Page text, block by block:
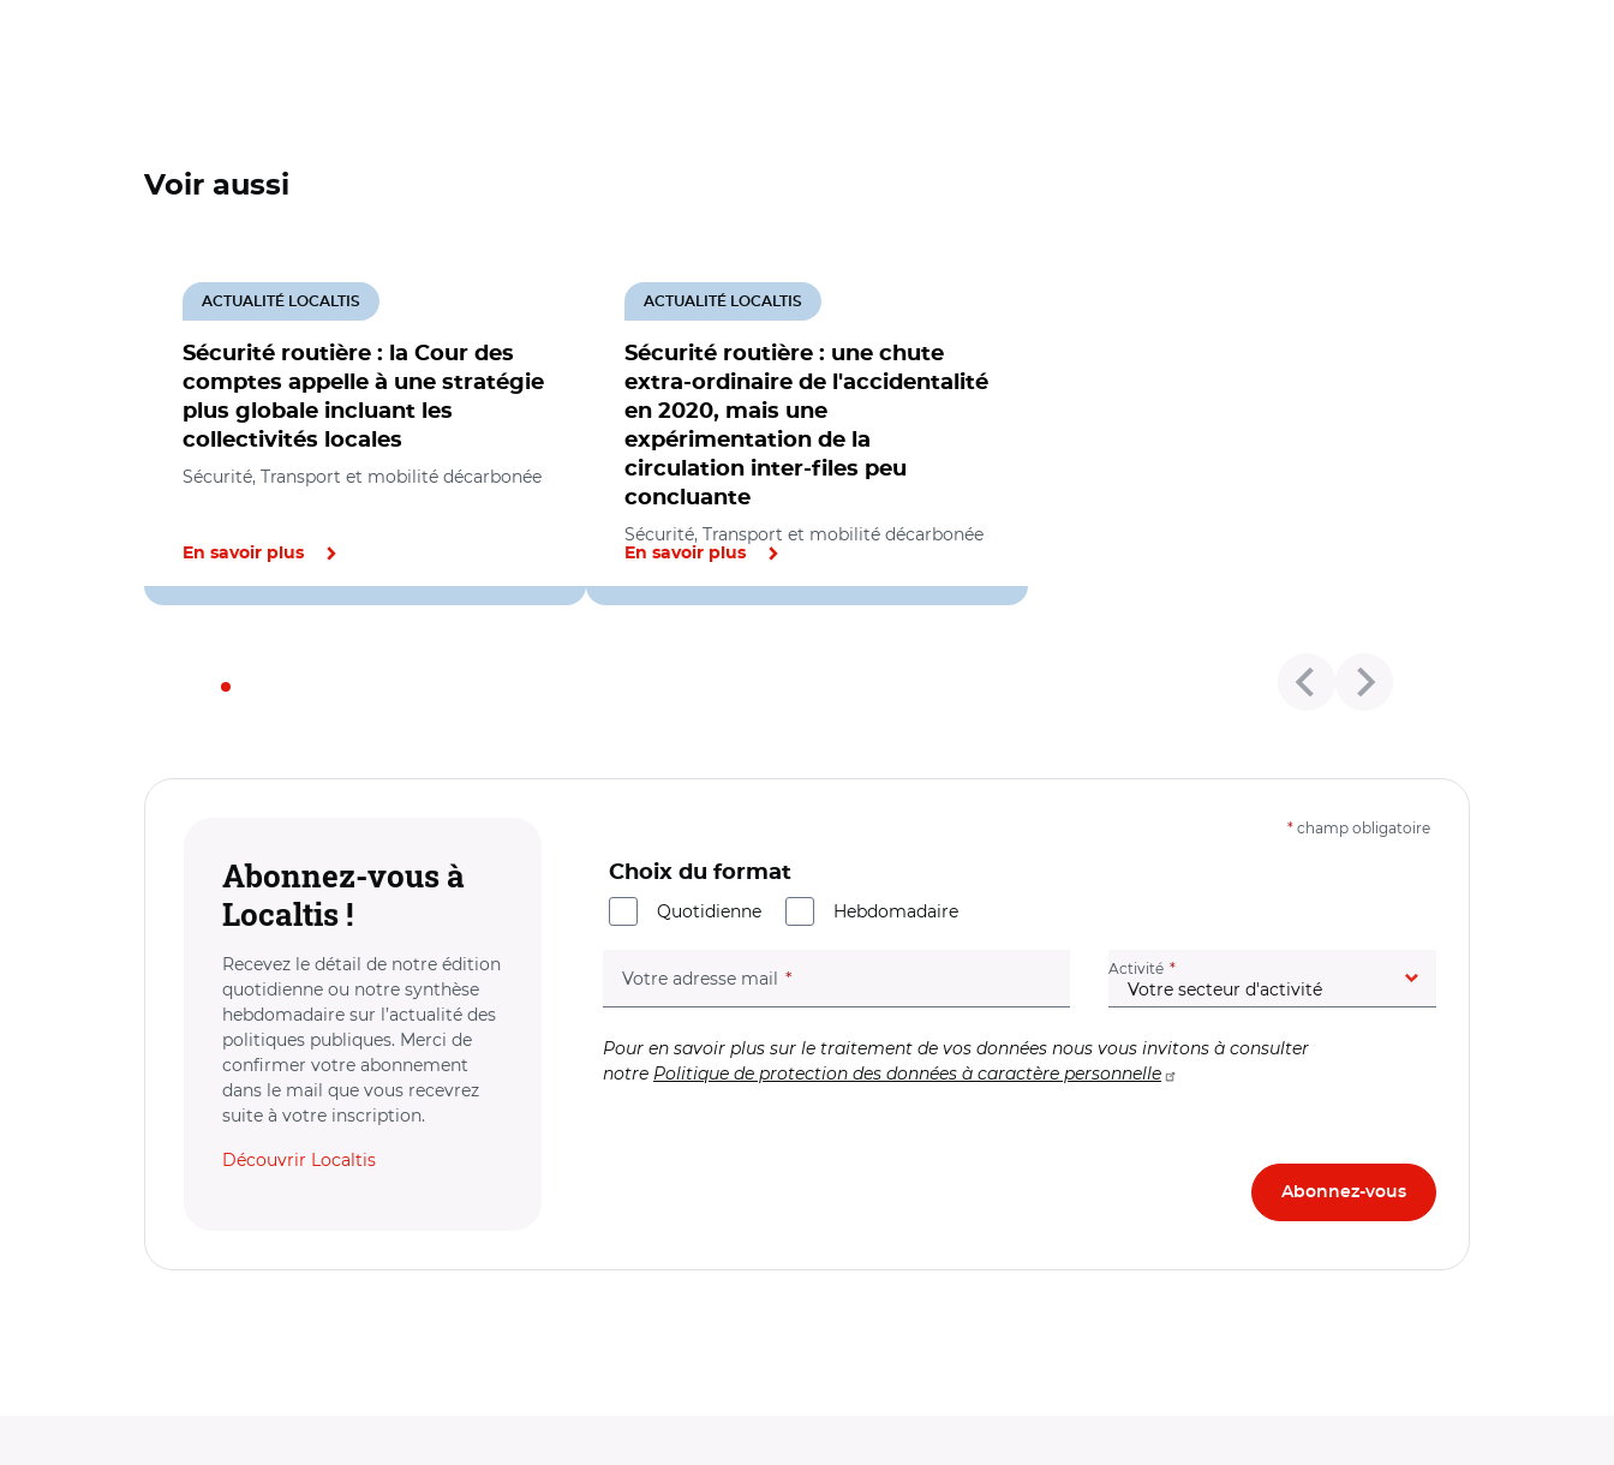
Voir aussi
Sécurité routière : la Cour des
comptes appelle à une stratégie
plus globale incluant les
collectivités locales
ACTUALITÉ LOCALTIS
Sécurité, Transport et mobilité décarbonée
En savoir plus
Sécurité routière : une chute
extra-ordinaire de l'accidentalité
en 2020, mais une
expérimentation de la
circulation inter-files peu
concluante
ACTUALITÉ LOCALTIS
Sécurité, Transport et mobilité décarbonée
En savoir plus
Abonnez-vous à
Localtis !
Recevez le détail de notre édition
quotidienne ou notre synthèse
hebdomadaire sur l’actualité des
politiques publiques. Merci de
confirmer votre abonnement
dans le mail que vous recevrez
suite à votre inscription.
Découvrir Localtis
* champ obligatoire
Choix du format
Quotidienne
Hebdomadaire
Votre adresse mail (champ obligatoire) Activité (champ obligatoire)
Pour en savoir plus sur le traitement de vos données nous vous invitons à consulter
notre Politique de protection des données à caractère personnelle